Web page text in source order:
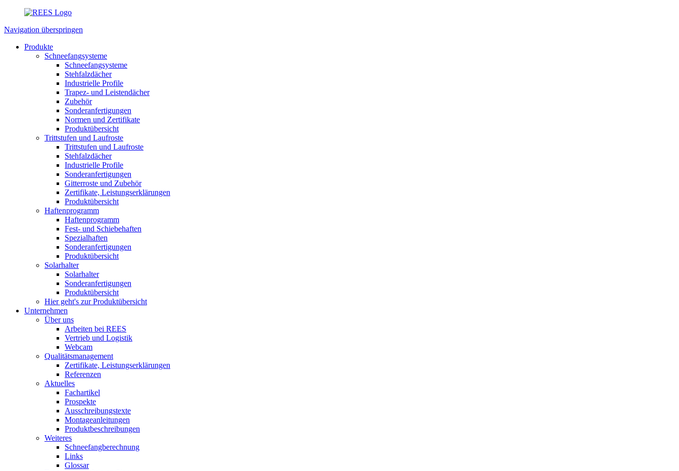
Navigation überspringen
Produkte
Schneefangsysteme
Schneefangsysteme
Stehfalzdächer
Industrielle Profile
Trapez- und Leistendächer
Zubehör
Sonderanfertigungen
Normen und Zertifikate
Produktübersicht
Trittstufen und Laufroste
Trittstufen und Laufroste
Stehfalzdächer
Industrielle Profile
Sonderanfertigungen
Gitterroste und Zubehör
Zertifikate, Leistungserklärungen
Produktübersicht
Haftenprogramm
Haftenprogramm
Fest- und Schiebehaften
Spezialhaften
Sonderanfertigungen
Produktübersicht
Solarhalter
Solarhalter
Sonderanfertigungen
Produktübersicht
Hier geht's zur Produktübersicht
Unternehmen
Über uns
Arbeiten bei REES
Vertrieb und Logistik
Webcam
Qualitätsmanagement
Zertifikate, Leistungserklärungen
Referenzen
Aktuelles
Fachartikel
Prospekte
Ausschreibungstexte
Montageanleitungen
Produktbeschreibungen
Weiteres
Schneefangberechnung
Links
Glossar